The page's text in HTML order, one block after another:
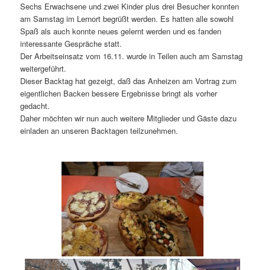
Sechs Erwachsene und zwei Kinder plus drei Besucher konnten
am Samstag im Lernort begrüßt werden. Es hatten alle sowohl
Spaß als auch konnte neues gelernt werden und es fanden
interessante Gespräche statt.
Der Arbeitseinsatz vom 16.11. wurde in Teilen auch am Samstag
weitergeführt.
Dieser Backtag hat gezeigt, daß das Anheizen am Vortrag zum
eigentlichen Backen bessere Ergebnisse bringt als vorher
gedacht.
Daher möchten wir nun auch weitere Mitglieder und Gäste dazu
einladen an unseren Backtagen teilzunehmen.